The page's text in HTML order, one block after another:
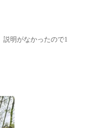
説明がなかったので1